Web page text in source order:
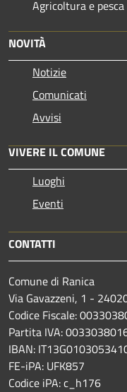
Agricoltura e pesca
NOVITÀ
Notizie
Comunicati
Avvisi
VIVERE IL COMUNE
Luoghi
Eventi
CONTATTI
Comune di Ranica
Via Gavazzeni, 1 -
Codice Fiscale:
Partita IVA:
IBAN:
FE-iPA: UFK857
Codice iPA: c_h176